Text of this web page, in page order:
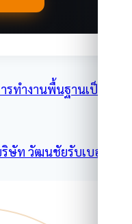
รทำงานพื้นฐานเป็น
ษัท วัฒนชัยรับเบอร์